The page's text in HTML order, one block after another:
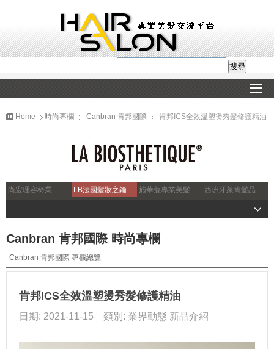
Home 時尚專欄 Canbran 肯邦國際 肯邦ICS全效溫塑燙秀髮修護精油
尚宏理容椅業 LB法國髮妝之鑰 施華蔻專業美髮 西班牙萊肯髮品
Canbran 肯邦國際 時尚專欄
Canbran 肯邦國際 專欄總覽
肯邦ICS全效溫塑燙秀髮修護精油
日期: 2021-11-15 類別: 業界動態 新品介紹